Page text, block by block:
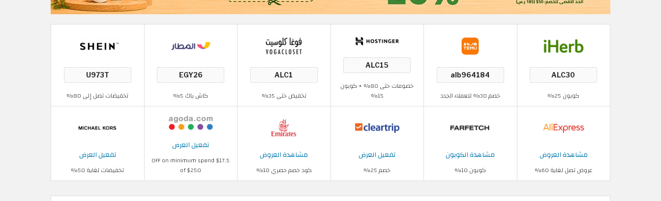
كوبون 25% خصم 30% للعملاء الجدد
خصومات حتى 80% + كوبون
15%
تخفيض حتى 35% كاش باك 5% تخفيضات تصل إلى 80%
مشاهدة العروض
عروض تصل لغاية 60%
مشاهدة الكوبون
كوبون 10%
تفعيل العرض
خصم 25%
مشاهدة العروض
كود خصم حصري 10%
تفعيل العرض
$17.5 OFF on minimum spend
of $250
تفعيل العرض
تخفيضات لغاية 50%